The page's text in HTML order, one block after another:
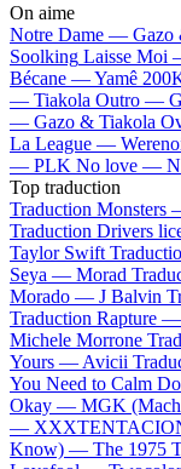
On aime
Notre Dame — Gazo
Soolking Laisse Moi
Bécane —Yamê
— Tiakola Outro —
— Gazo & Tiakola
La League —
— PLK No love —
Top traduction
Traduction Monsters
Traduction Drivers
Taylor Swift
Seya — Morad
Morado — J Balvin
Traduction Rapture —
Michele Morrone
Yours — Avicii
You Need to Calm
Okay — MGK
—
Know) — The 1975